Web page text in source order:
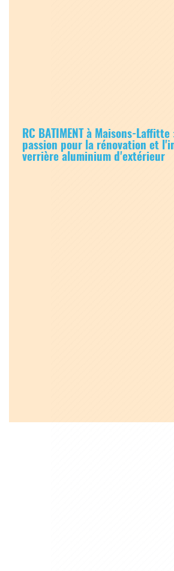
RC BATIMENT à Maisons-
passion pour la rénovation et
verrière aluminium d'extérieur